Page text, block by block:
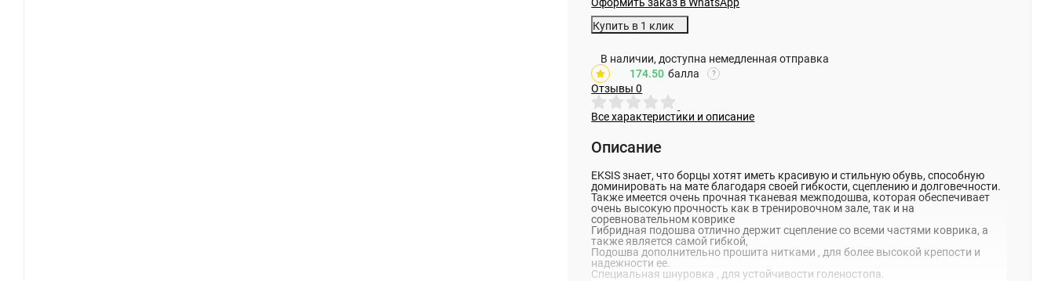
Купить в 1 клик
В наличии, доступна немедленная отправка
174.50 балла ?
Отзывы0
Все характеристики и описание
Описание
EKSIS знает, что борцы хотят иметь красивую и стильную обувь, способную
доминировать на мате благодаря своей гибкости, сцеплению и долговечности.
Также имеется очень прочная тканевая межподошва, которая обеспечивает
очень высокую прочность как в тренировочном зале, так и на
соревновательном коврике
Гибридная подошва отлично держит сцепление со всеми частями коврика, а
также является самой гибкой,
Подошва дополнительно прошита нитками , для более высокой крепости и
надежности ее.
Специальная шнуровка , для устойчивости голеностопа.